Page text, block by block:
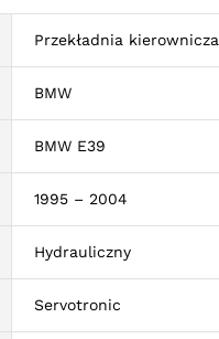
Przekładnia kierownicza
BMW
BMW E39
1995 – 2004
Hydrauliczny
Servotronic